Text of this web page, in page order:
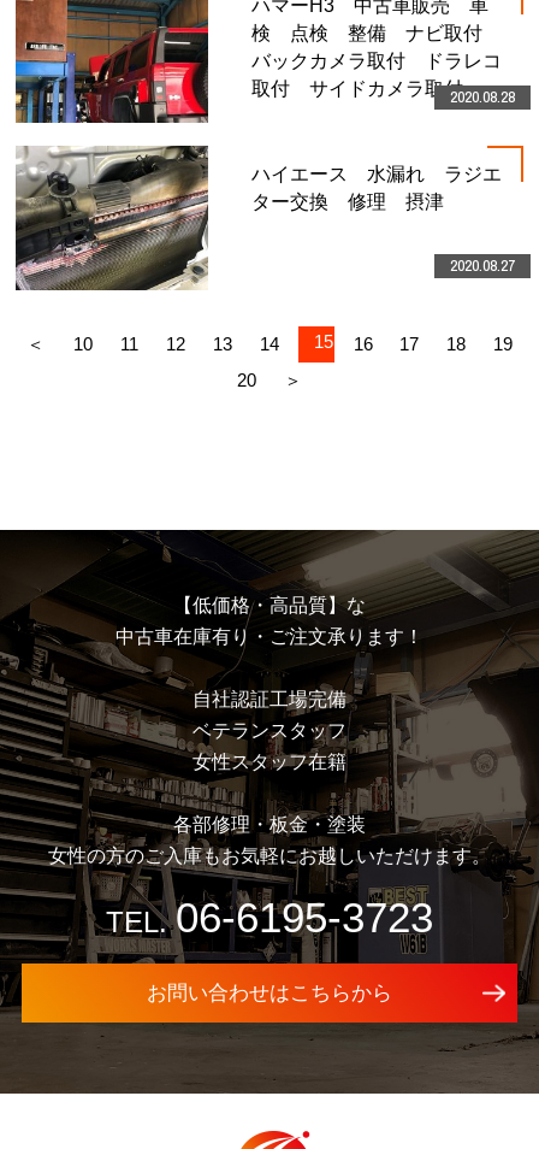
ハマーH3 中古車販売 車
検 点検 整備 ナビ取付
バックカメラ取付 ドラレコ
取付 サイドカメラ取付2020.08.28
ハイエース 水漏れ ラジエ
ター交換 修理 摂津
2020.08.27
＜ 10 11 12 13 14 15 16 17 18
19
20
＞
【低価格・高品質】な
中古車在庫有り・ご注文承ります！
⾃社認証⼯場完備
ベテランスタッフ
⼥性スタッフ在籍
各部修理・板⾦・塗装
⼥性の⽅のご⼊庫もお気軽にお越しいただけます。
TEL. 06-6195-3723
お問い合わせはこちらから